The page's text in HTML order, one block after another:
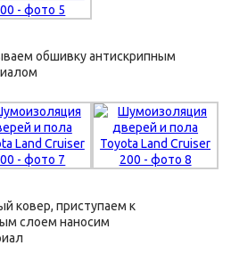
обшивку антискрипным
ковер, приступаем к
слоем наносим